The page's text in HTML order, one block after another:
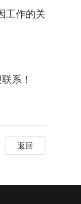
工作的关
系！
返回